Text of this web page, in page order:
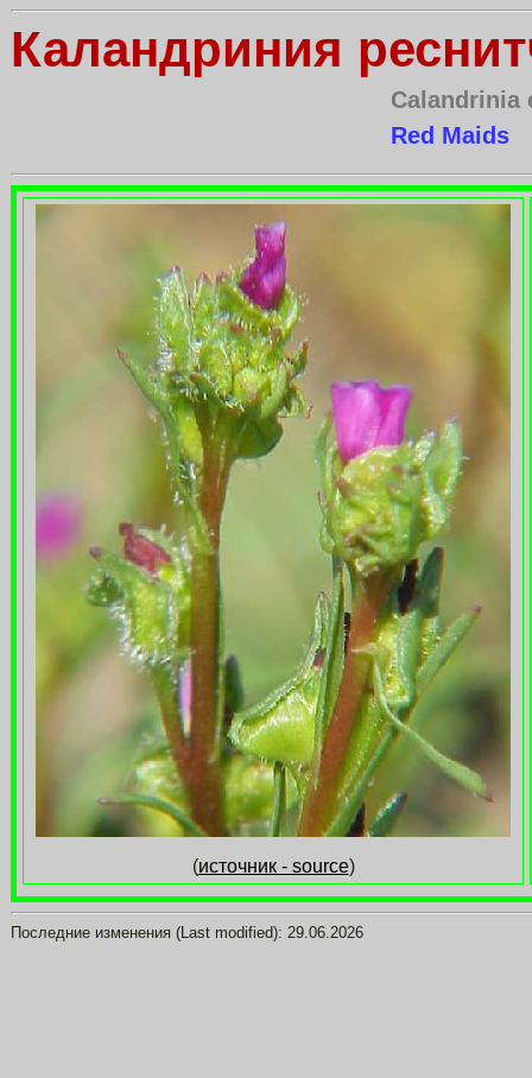
Каландриния
Calandrinia
Red Maids
(источник - source)
Последние изменения (Last modified): 29.06.2026